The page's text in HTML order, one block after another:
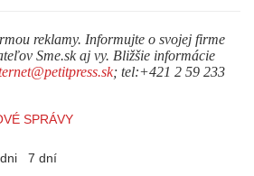
reklamy. Informujte o svojej firme
Sme.sk aj vy. Bližšie informácie
; tel:+421 2 59 233
SPRÁVY
7 dní